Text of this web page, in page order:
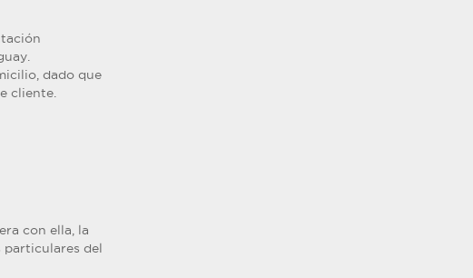
dado que
cliente.
con ella, la
particulares del